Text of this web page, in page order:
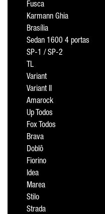
Fusca
Karmann Ghia
Brasília
Sedan 1600 4 portas
SP-1 / SP-2
TL
Variant
Variant II
Amarock
Up Todos
Fox Todos
Brava
Doblô
Fiorino
Idea
Marea
Stilo
Strada